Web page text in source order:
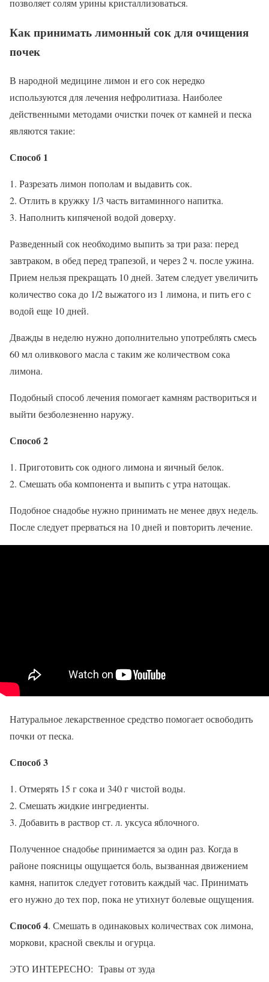
позволяет солям урины кристаллизоваться.
Как принимать лимонный сок для очищения
почек
В народной медицине лимон и его сок нередко
используются для лечения нефролитиаза. Наиболее
действенными методами очистки почек от камней и песка
являются такие:
Способ 1
Разрезать лимон пополам и выдавить сок.
Отлить в кружку 1/3 часть витаминного напитка.
Наполнить кипяченой водой доверху.
Разведенный сок необходимо выпить за три раза: перед
завтраком, в обед перед трапезой, и через 2 ч. после ужина.
Прием нельзя прекращать 10 дней. Затем следует увеличить
количество сока до 1/2 выжатого из 1 лимона, и пить его с
водой еще 10 дней.
Дважды в неделю нужно дополнительно употреблять смесь
60 мл оливкового масла с таким же количеством сока
лимона.
Подобный способ лечения помогает камням раствориться и
выйти безболезненно наружу.
Способ 2
Приготовить сок одного лимона и яичный белок.
Смешать оба компонента и выпить с утра натощак.
Подобное снадобье нужно принимать не менее двух недель.
После следует прерваться на 10 дней и повторить лечение.
Натуральное лекарственное средство помогает освободить
почки от песка.
Способ 3
Отмерять 15 г сока и 340 г чистой воды.
Смешать жидкие ингредиенты.
Добавить в раствор ст. л. уксуса яблочного.
Полученное снадобье принимается за один раз. Когда в
районе поясницы ощущается боль, вызванная движением
камня, напиток следует готовить каждый час. Принимать
его нужно до тех пор, пока не утихнут болевые ощущения.
Способ 4. Смешать в одинаковых количествах сок лимона,
моркови, красной свеклы и огурца.
ЭТО ИНТЕРЕСНО: Травы от зуда